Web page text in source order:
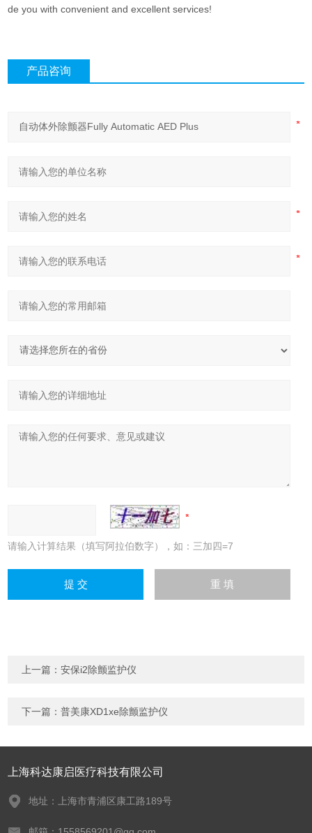
de you with convenient and excellent services!
产品咨询
请输入计算结果（填写阿拉伯数字），如：三加四=7
上一篇：安保i2除颤监护仪
下一篇：普美康XD1xe除颤监护仪
上海科达康启医疗科技有限公司
地址：上海市青浦区康工路189号